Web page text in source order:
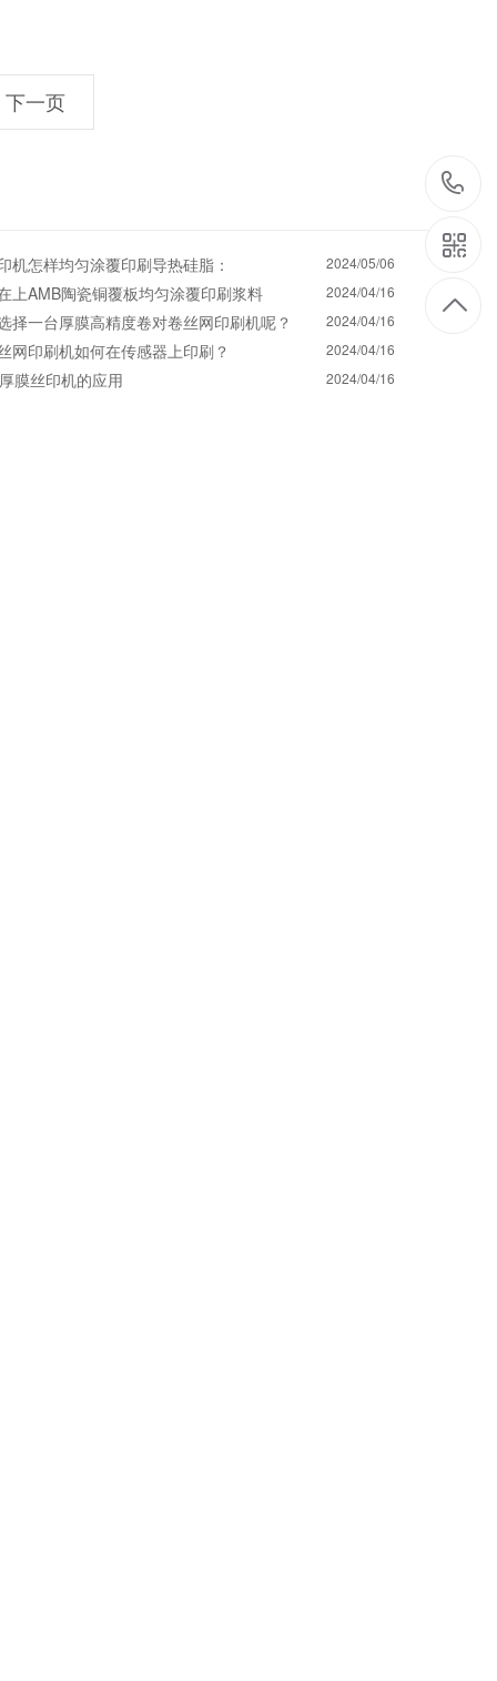
下一页
机怎样均匀涂覆印刷导热硅脂： 2024/05/06
上AMB陶瓷铜覆板均匀涂覆印刷浆料 2024/04/16
择一台厚膜高精度卷对卷丝网印刷机呢？ 2024/04/16
网印刷机如何在传感器上印刷？ 2024/04/16
膜丝印机的应用 2024/04/16